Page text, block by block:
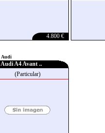
4.800 €
Audi
Audi A4 Avant ..
(Particular)